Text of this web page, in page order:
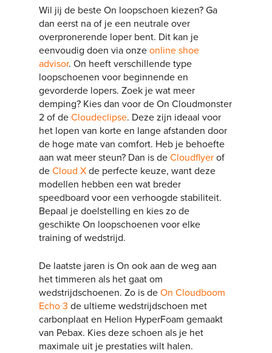
Wil jij de beste On loopschoen kiezen? Ga
dan eerst na of je een neutrale over
overpronerende loper bent. Dit kan je
eenvoudig doen via onzeonline shoe
advisor. On heeft verschillende type
loopschoenen voor beginnende en
gevorderde lopers. Zoek je wat meer
demping? Kies dan voor de On Cloudmonster
2 of deCloudeclipse. Deze zijn ideaal voor
het lopen van korte en lange afstanden door
de hoge mate van comfort. Heb je behoefte
aan wat meer steun? Dan is deCloudflyer of
deCloud X de perfecte keuze, want deze
modellen hebben een wat breder
speedboard voor een verhoogde stabiliteit.
Bepaal je doelstelling en kies zo de
geschikte On loopschoenen voor elke
training of wedstrijd.
De laatste jaren is On ook aan de weg aan
het timmeren als het gaat om
wedstrijdschoenen. Zo is deOn Cloudboom
Echo 3 de ultieme wedstrijdschoen met
carbonplaat en Helion HyperFoam gemaakt
van Pebax. Kies deze schoen als je het
maximale uit je prestaties wilt halen.